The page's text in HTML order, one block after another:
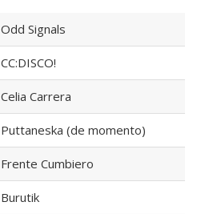
Odd Signals
CC:DISCO!
Celia Carrera
Puttaneska (de momento)
Frente Cumbiero
Burutik